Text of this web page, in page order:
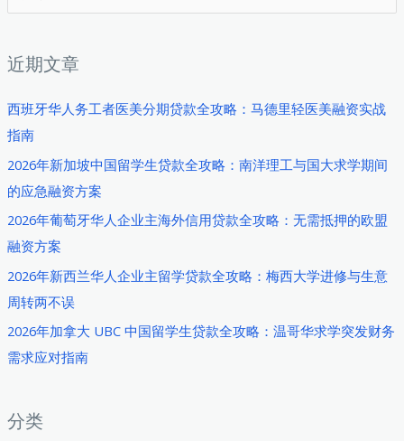
索
近期文章
西班牙华人务工者医美分期贷款全攻略：马德里轻医美融资实战
指南
2026年新加坡中国留学生贷款全攻略：南洋理工与国大求学期间
的应急融资方案
2026年葡萄牙华人企业主海外信用贷款全攻略：无需抵押的欧盟
融资方案
2026年新西兰华人企业主留学贷款全攻略：梅西大学进修与生意
周转两不误
2026年加拿大 UBC 中国留学生贷款全攻略：温哥华求学突发财务
需求应对指南
分类